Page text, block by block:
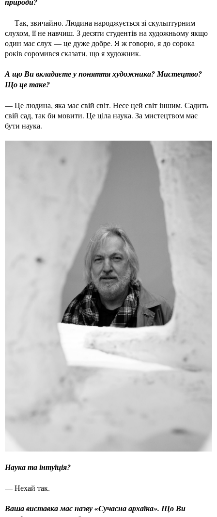
— Так, звичайно. Людина народжується зі скульптурним
слухом, її не навчиш. З десяти студентів на художньому якщо
один має слух — це дуже добре. Я ж говорю, я до сорока
років соромився сказати, що я художник.
А що Ви вкладаєте у поняття художника? Мистецтво?
Що це таке?
— Це людина, яка має свій світ. Несе цей світ іншим. Садить
свій сад, так би мовити. Це ціла наука. За мистецтвом має
бути наука.
Наука та інтуїція?
— Нехай так.
Ваша виставка має назву «Сучасна архаїка». Що Ви